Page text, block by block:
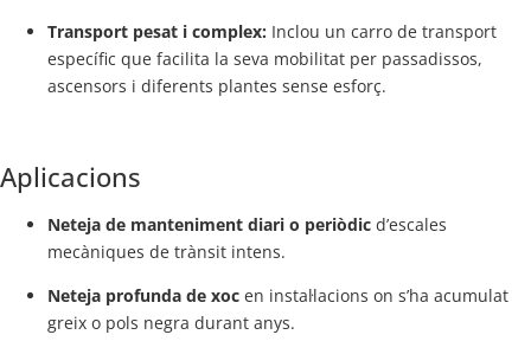
Transport pesat i complex: Inclou un carro de transport
específic que facilita la seva mobilitat per passadissos,
ascensors i diferents plantes sense esforç.
Aplicacions
Neteja de manteniment diari o periòdic d’escales
mecàniques de trànsit intens.
Neteja profunda de xoc en instal·lacions on s’ha acumulat
greix o pols negra durant anys.